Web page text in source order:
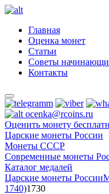
Главная
Оценка монет
Статьи
Советы
Контакты
ocenka@rcoins.ru
Оценить монету
Царские монеты России
Монеты СССР
Современные монеты
Каталог медалей
Царские монеты России
1740)1730